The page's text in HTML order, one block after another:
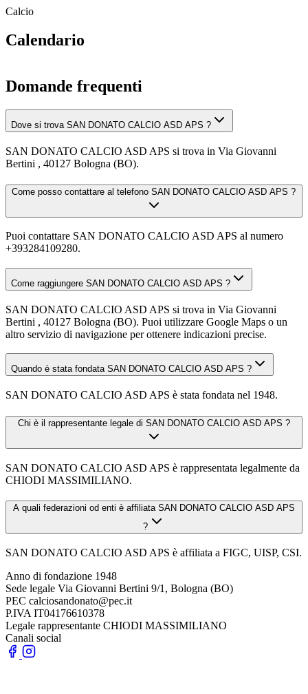
Calcio
Calendario
Domande frequenti
Dove si trova SAN DONATO CALCIO ASD APS ?
SAN DONATO CALCIO ASD APS si trova in Via Giovanni
Bertini , 40127 Bologna (BO).
Come posso contattare al telefono SAN DONATO CALCIO ASD APS ?
Puoi contattare SAN DONATO CALCIO ASD APS al numero
+393284109280.
Come raggiungere SAN DONATO CALCIO ASD APS ?
SAN DONATO CALCIO ASD APS si trova in Via Giovanni
Bertini , 40127 Bologna (BO). Puoi utilizzare Google Maps o un
altro servizio di navigazione per ottenere indicazioni precise.
Quando è stata fondata SAN DONATO CALCIO ASD APS ?
SAN DONATO CALCIO ASD APS è stata fondata nel 1948.
Chi è il rappresentante legale di SAN DONATO CALCIO ASD APS ?
SAN DONATO CALCIO ASD APS è rappresentata legalmente da
CHIODI MASSIMILIANO.
A quali federazioni od enti è affiliata SAN DONATO CALCIO ASD APS
?
SAN DONATO CALCIO ASD APS è affiliata a FIGC, UISP, CSI.
Anno di fondazione 1948
Sede legale Via Giovanni Bertini 9/1, Bologna (BO)
PEC calciosandonato@pec.it
P.IVA IT04176610378
Legale rappresentante CHIODI MASSIMILIANO
Canali social